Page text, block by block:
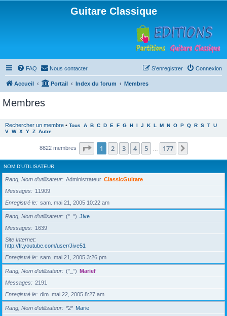
Guitare Classique
FAQ Nous contacter Connexion
S’enregistrer
Accueil Portail Index du forum Membres
Membres
Rechercher un membre • Tous A B C D E F G H I J K L M N O P Q R S T U
V W X Y Z Autre
8822 membres Page 1sur177
1 2 3 4 5 177
NOM D’UTILISATEUR
Rang, Nom d’utilisateur Administrateur ClassicGuitare
Messages
11909
Enregistré le
sam. mai 21, 2005 10:22 am
Rang, Nom d’utilisateur (°_°) Jive
Messages
1639
Site Internet
http://fr.youtube.com/user/Jive51
Enregistré le
sam. mai 21, 2005 3:26 pm
Rang, Nom d’utilisateur (°_°) Marief
Messages
2191
Enregistré le
dim. mai 22, 2005 8:27 am
Rang, Nom d’utilisateur *2* Marie